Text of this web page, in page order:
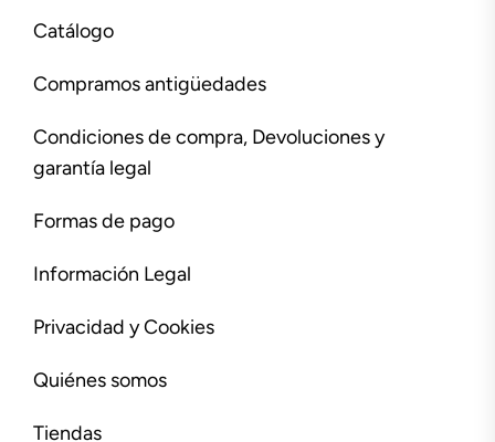
Catálogo
Compramos antigüedades
Condiciones de compra, Devoluciones y
garantía legal
Formas de pago
Información Legal
Privacidad y Cookies
Quiénes somos
Tiendas